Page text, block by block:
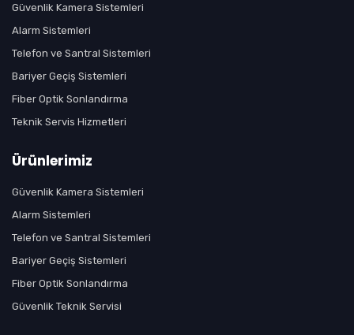
Güvenlik Kamera Sistemleri
Alarm Sistemleri
Telefon ve Santral Sistemleri
Bariyer Geçiş Sistemleri
Fiber Optik Sonlandırma
Teknik Servis Hizmetleri
Ürünlerimiz
Güvenlik Kamera Sistemleri
Alarm Sistemleri
Telefon ve Santral Sistemleri
Bariyer Geçiş Sistemleri
Fiber Optik Sonlandırma
Güvenlik Teknik Servisi